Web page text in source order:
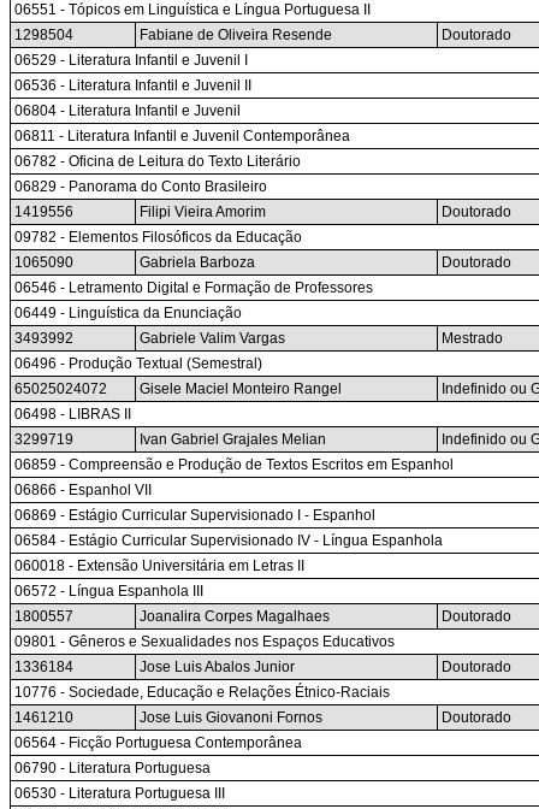
06551 - Tópicos em Linguística e Língua Portuguesa II
1298504
Fabiane de Oliveira Resende
Doutorado
06529 - Literatura Infantil e Juvenil I
06536 - Literatura Infantil e Juvenil II
06804 - Literatura Infantil e Juvenil
06811 - Literatura Infantil e Juvenil Contemporânea
06782 - Oficina de Leitura do Texto Literário
06829 - Panorama do Conto Brasileiro
1419556
Filipi Vieira Amorim
Doutorado
09782 - Elementos Filosóficos da Educação
1065090
Gabriela Barboza
Doutorado
06546 - Letramento Digital e Formação de Professores
06449 - Linguística da Enunciação
3493992
Gabriele Valim Vargas
Mestrado
06496 - Produção Textual (Semestral)
65025024072
Gisele Maciel Monteiro Rangel
Indefinido ou
06498 - LIBRAS II
3299719
Ivan Gabriel Grajales Melian
Indefinido ou
06859 - Compreensão e Produção de Textos Escritos em Espanhol
06866 - Espanhol VII
06869 - Estágio Curricular Supervisionado I - Espanhol
06584 - Estágio Curricular Supervisionado IV - Língua Espanhola
060018 - Extensão Universitária em Letras II
06572 - Língua Espanhola III
1800557
Joanalira Corpes Magalhaes
Doutorado
09801 - Gêneros e Sexualidades nos Espaços Educativos
1336184
Jose Luis Abalos Junior
Doutorado
10776 - Sociedade, Educação e Relações Étnico-Raciais
1461210
Jose Luis Giovanoni Fornos
Doutorado
06564 - Ficção Portuguesa Contemporânea
06790 - Literatura Portuguesa
06530 - Literatura Portuguesa III